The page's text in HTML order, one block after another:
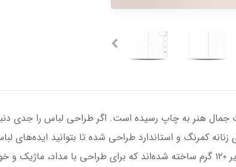
جمال هنر به چاپ رسیده است. اگر طراحی لباس را جدی
زنانه کمرنگ و استاندارد طراحی شده تا بتوانید
کنید.برگه‌های داخلی با کاغذ تحریر ۱۲۰ گرم ساخته شده‌اند که برای